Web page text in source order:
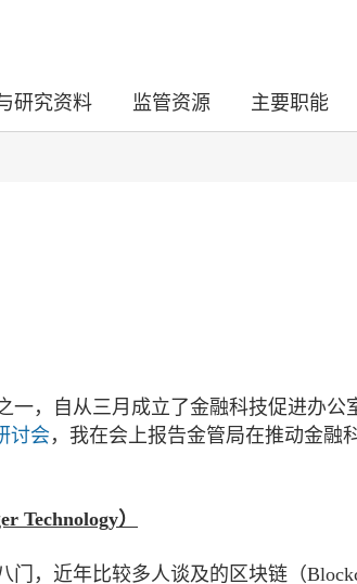
研究资料 监管资源 主要职能
，自从三月成立了金融科技促进办公
讨会，我在会上报告金管局在推动金融
Technology）
，近年比较多人谈及的区块链（